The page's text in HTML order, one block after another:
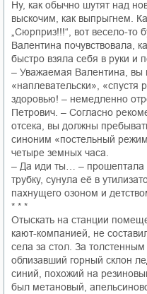
Ну, как обычно шутят над
выскочим, как выпрыгнем.
„Сюрприз!!!“, вот весело-то
Валентина почувствовала,
быстро взяла себя в руки и
– Уважаемая Валентина, вы
«наплевательски», «спустя
здоровью! – немедленно
Петрович. – Согласно
отсека, вы должны
синоним «постельный
четыре земных часа.
– Да иди ты… – прошептала
трубку, сунула её в
пахнущего озоном и
* * *
Отыскать на станции
кают-компанией, не
села за стол. За
облизавший горный склон
синий, похожий на
был метановый,